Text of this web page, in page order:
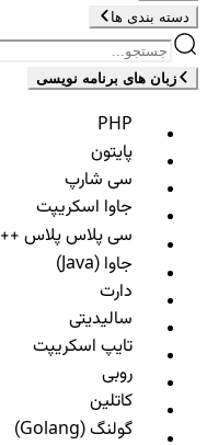
دسته بندی ها
زبان های برنامه نویسی
PHP
پایتون
سی شارپ
جاوا اسکریپت
سی پلاس پلاس ++c
جاوا (Java)
دارت
سالیدیتی
تایپ اسکریپت
روبی
کاتلین
گولنگ (Golang)